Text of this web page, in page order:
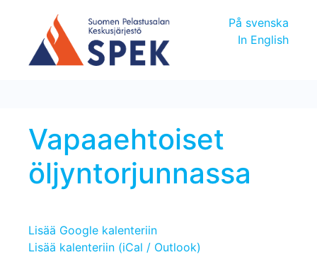
På svenska
In English
Vapaaehtoiset
öljyntorjunnassa
Lisää Google kalenteriin
Lisää kalenteriin (iCal / Outlook)